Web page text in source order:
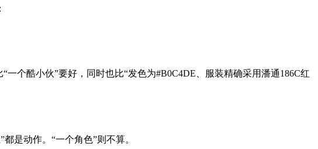
个酷小伙”要好，同时也比“发色为#B0C4DE、服装精确采用潘通186C红
是动作。“一个角色”则不算。